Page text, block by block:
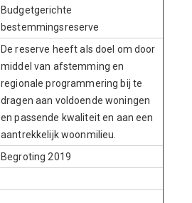
Budgetgerichte
bestemmingsreserve
De reserve heeft als doel om door
middel van afstemming en
regionale programmering bij te
dragen aan voldoende woningen
en passende kwaliteit en aan een
aantrekkelijk woonmilieu.
Begroting 2019